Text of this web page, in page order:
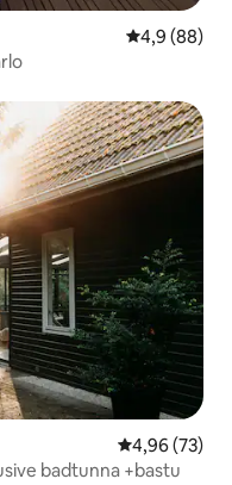
4,9 av 5 i
4,9 (88)
4,96 av 5 i
4,96 (73)
badtunna +bastu